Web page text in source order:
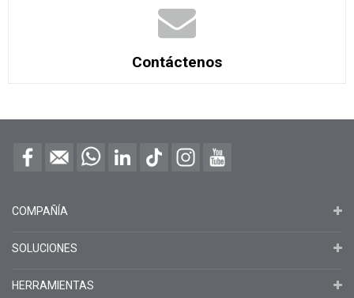
Contáctenos
COMPAÑÍA
SOLUCIONES
HERRAMIENTAS